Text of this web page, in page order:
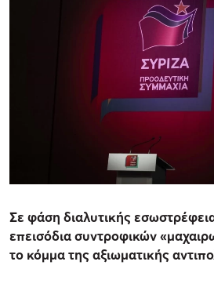
Σε φάση διαλυτικής
επεισόδια συντροφικών
το κόμμα της αξιωματικής